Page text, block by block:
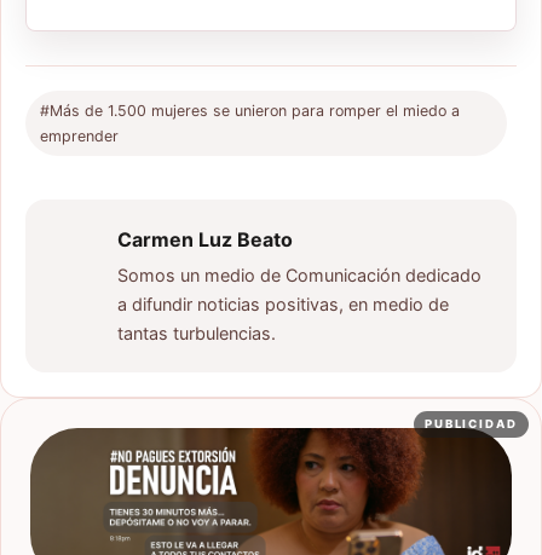
#Más de 1.500 mujeres se unieron para romper el miedo a
emprender
Carmen Luz Beato
Somos un medio de Comunicación dedicado
a difundir noticias positivas, en medio de
tantas turbulencias.
PUBLICIDAD